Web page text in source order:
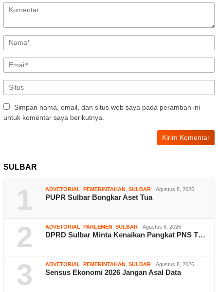
Simpan nama, email, dan situs web saya pada peramban ini
untuk komentar saya berikutnya.
SULBAR
1 ADVETORIAL PEMERINTAHAN SULBAR Agustus 8, 2026
PUPR Sulbar Bongkar Aset Tua
2 ADVETORIAL PARLEMEN SULBAR Agustus 8, 2026
DPRD Sulbar Minta Kenaikan Pangkat PNS T…
3 ADVETORIAL PEMERINTAHAN SULBAR Agustus 8, 2026
Sensus Ekonomi 2026 Jangan Asal Data